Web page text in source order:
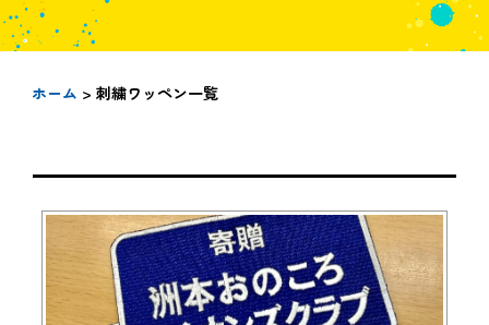
ホーム > 刺繍ワッペン一覧